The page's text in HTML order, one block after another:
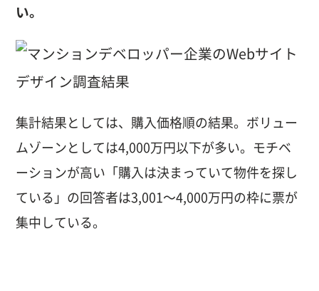
い。
集計結果としては、購入価格順の結果。ボリュー
ムゾーンとしては4,000万円以下が多い。モチベ
ーションが高い「購入は決まっていて物件を探し
ている」の回答者は3,001〜4,000万円の枠に票が
集中している。